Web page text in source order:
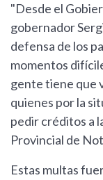
"Desde el
gobernador
defensa de los
momentos
gente tiene que
quienes por la
pedir créditos a
Provincial de
Estas multas